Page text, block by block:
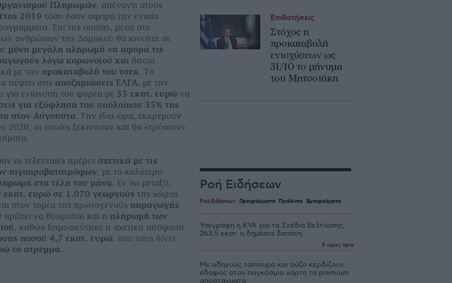
Πληρωµών, απέναντι στους
έτος 2019 τόσο όσον αφορά την ενιαία
Επί της ουσίας, µέσα στο
ανθρώπων της Δοµοκού θα κινείται σε
µόνη µεγάλη πληρωµή να αφορά τις
λόγω κορωνοϊού και όποια
µε την προκαταβολή του τσεκ . Το
πέφτει στις αποζηµιώσεις ΕΛΓΑ, µε την
για ενίσχυση του φορέα µε 35 εκατ. ευρώ να
για εξόφληση του υπολοίπου 35% της
στον Αύγουστο. Την ίδια ώρα, εκκρεµούν
2020, οι οποίες ξεκίνησαν και θα «τρέχουν»
οι τελευταίες ηµέρες σχετικά µε τις
αιγοπροβατοτρόφων, µε το καλύτερο
στα τέλη του µήνα. Εν τω µεταξύ,
εκατ. ευρώ σε 1.070 γεωργούς της χώρας
στον τοµέα της πρωτογενούς παραγωγής
πρέπει να θεωρείται και η πληρωµή των
, καθώς δηµοσιεύτηκε η σχετική απόφαση
ποσού 4,7 εκατ. ευρώ, που τους δίνει
το στρέµµα.
Στόχος η
προκαταβολή
ενισχύσεων ως
31/10 το μήνυμα
του Μητσοτάκη
Επιδοτήσεις
Ροή Ειδήσεων
Ροή Ειδήσεων Προγράμματα Προϊόντα Εμπορεύματα
Υπεγράφη η ΚΥΑ για τα Σχέδια Βελτίωσης,
263,5 εκατ. η δημόσια δαπάνη
5 ώρες πριν
Με οδηγούς τσίπουρο και ούζο κερδίζουν
έδαφος στoν παγκόσμιο χάρτη τα premium
αποστάγματα